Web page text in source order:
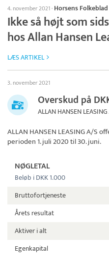
4. november 2021· Horsens Folkeblad
Ikke så højt som
hos Allan Hansen
LÆS ARTIKEL
3. november 2021
Overskud på
ALLAN HANSEN
ALLAN HANSEN LEASING A/S
perioden 1. juli 2020 til 30. juni.
NØGLETAL
Beløb i DKK 1.000
Bruttofortjeneste
Årets resultat
Aktiver i alt
Egenkapital